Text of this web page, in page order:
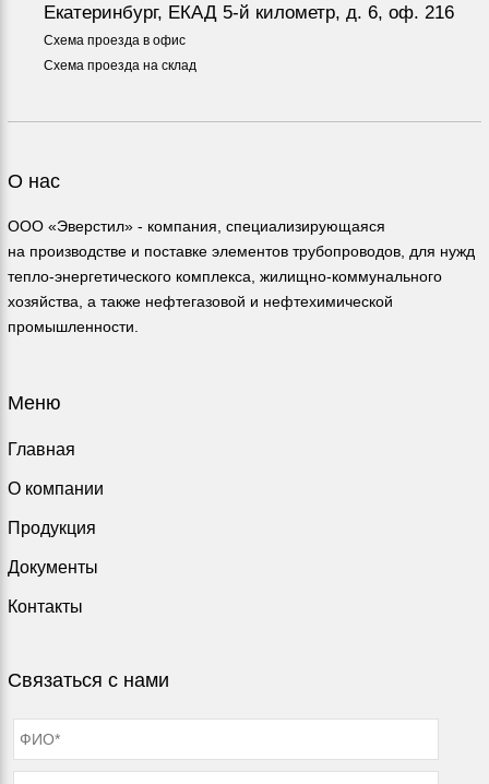
Екатеринбург, ЕКАД 5-й километр, д. 6, оф. 216
Схема проезда в офис
Схема проезда на склад
О нас
ООО «Эверстил» - компания, специализирующаяся
на производстве и поставке элементов трубопроводов, для нужд
тепло-энергетического комплекса, жилищно-коммунального
хозяйства, а также нефтегазовой и нефтехимической
промышленности.
Меню
Главная
О компании
Продукция
Документы
Контакты
Связаться с нами